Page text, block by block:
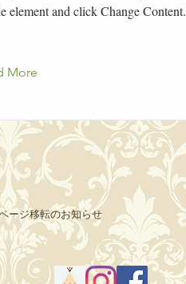
element and click Change Content.
More
ージ移転のお知らせ